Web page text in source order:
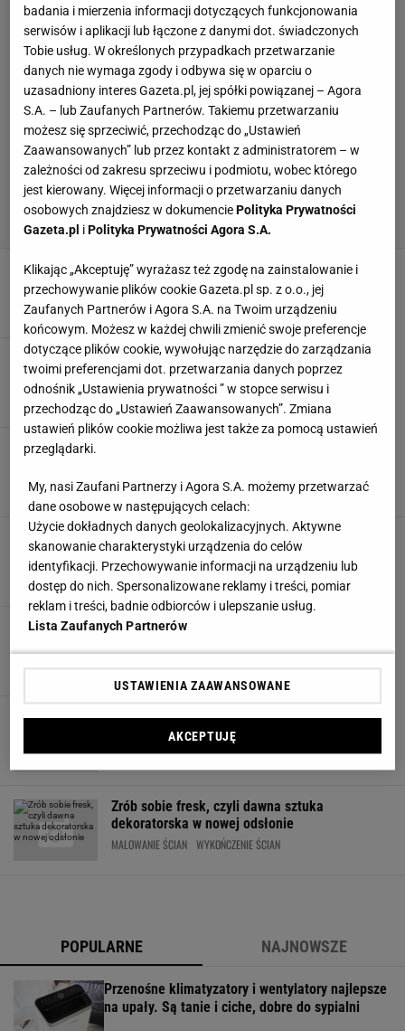
Malowanie ścian i sufitu - krok po kroku
MALOWANIE ŚCIAN
Jakie kolory połączą Polaków?
FARBY DO WNĘTRZ ŚCIANY DEKORACYJNE
MATERIAŁY WYKOŃCZENIOWE
Szafirowy odcień granatu Kolorem Roku 2013
FARBY DO ŚCIAN KOLOR ŚCIAN MALOWANIE ŚCIAN
Szafirowy odcień granatu Kolorem Roku 2013
FARBY DO ŚCIAN KOLOR ŚCIAN MALOWANIE ŚCIAN
Bezpieczna, wydajna, trwała i efektowna farba
FARBY DO WNĘTRZ MALOWANIE ŚCIAN
Zrób sobie fresk, czyli dawna sztuka
dekoratorska w nowej odsłonie
MALOWANIE ŚCIAN WYKOŃCZENIE ŚCIAN
POPULARNE NAJNOWSZE
Przenośne klimatyzatory i wentylatory najlepsze
na upały. Są tanie i ciche, dobre do sypialni
badania i mierzenia informacji dotyczących funkcjonowania
serwisów i aplikacji lub łączone z danymi dot. świadczonych
Tobie usług. W określonych przypadkach przetwarzanie
danych nie wymaga zgody i odbywa się w oparciu o
uzasadniony interes Gazeta.pl, jej spółki powiązanej – Agora
S.A. – lub Zaufanych Partnerów. Takiemu przetwarzaniu
możesz się sprzeciwić, przechodząc do „Ustawień
Zaawansowanych” lub przez kontakt z administratorem – w
zależności od zakresu sprzeciwu i podmiotu, wobec którego
jest kierowany. Więcej informacji o przetwarzaniu danych
osobowych znajdziesz w dokumencie Polityka Prywatności
Gazeta.pl i Polityka Prywatności Agora S.A.
Klikając „Akceptuję” wyrażasz też zgodę na zainstalowanie i
przechowywanie plików cookie Gazeta.pl sp. z o.o., jej
Zaufanych Partnerów i Agora S.A. na Twoim urządzeniu
końcowym. Możesz w każdej chwili zmienić swoje preferencje
dotyczące plików cookie, wywołując narzędzie do zarządzania
twoimi preferencjami dot. przetwarzania danych poprzez
odnośnik „Ustawienia prywatności ” w stopce serwisu i
przechodząc do „Ustawień Zaawansowanych”. Zmiana
ustawień plików cookie możliwa jest także za pomocą ustawień
przeglądarki.
My, nasi Zaufani Partnerzy i Agora S.A. możemy przetwarzać
dane osobowe w następujących celach:
Użycie dokładnych danych geolokalizacyjnych. Aktywne
skanowanie charakterystyki urządzenia do celów
identyfikacji. Przechowywanie informacji na urządzeniu lub
dostęp do nich. Spersonalizowane reklamy i treści, pomiar
reklam i treści, badnie odbiorców i ulepszanie usług.
Lista Zaufanych Partnerów
USTAWIENIA ZAAWANSOWANE
AKCEPTUJĘ